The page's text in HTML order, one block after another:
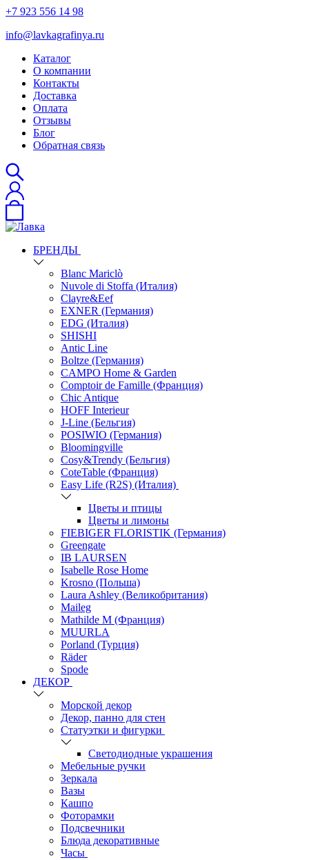
+7 923 556 14 98
info@lavkagrafinya.ru
Каталог
О компании
Контакты
Доставка
Оплата
Отзывы
Блог
Обратная связь
БРЕНДЫ
Blanc Mariclò
Nuvole di Stoffa (Италия)
Clayre&Eef
EXNER (Германия)
EDG (Италия)
SHISHI
Antic Line
Boltze (Германия)
CAMPO Home & Garden
Comptoir de Famille (Франция)
Chic Antique
HOFF Interieur
J-Line (Бельгия)
POSIWIO (Германия)
Bloomingville
Cosy&Trendy (Бельгия)
CoteTable (Франция)
Easy Life (R2S) (Италия)
Цветы и птицы
Цветы и лимоны
FIEBIGER FLORISTIK (Германия)
Greengate
IB LAURSEN
Isabelle Rose Home
Krosno (Польша)
Laura Ashley (Великобритания)
Maileg
Mathilde M (Франция)
MUURLA
Porland (Турция)
Räder
Spode
ДЕКОР
Морской декор
Декор, панно для стен
Статуэтки и фигурки
Светодиодные украшения
Мебельные ручки
Зеркала
Вазы
Кашпо
Фоторамки
Подсвечники
Блюда декоративные
Часы